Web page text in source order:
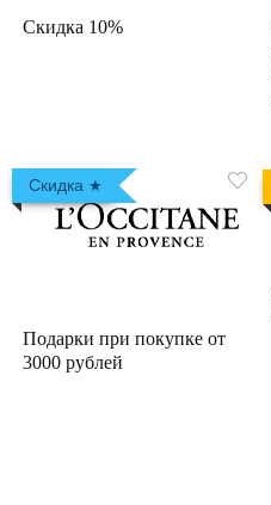
Скидка 10%
Скидка
Подарки при покупке от
3000 рублей